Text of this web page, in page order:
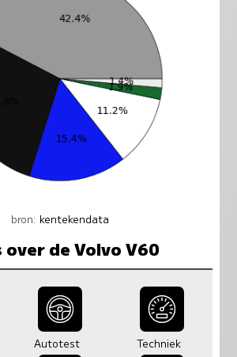
bron: kentekendata
over de Volvo V60
Autotest Techniek